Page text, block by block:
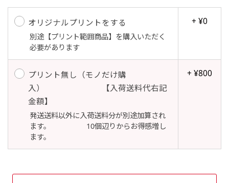
オリジナルプリントをする
別途【プリント範囲商品】を購入いただく
必要があります
+ ¥0
プリント無し（モノだけ購
入） 【入荷送料代右記
金額】
発送送料以外に入荷送料分が別途加算され
ます。 10個辺りからお得感増し
ます。
+ ¥800
Aバナーは三角の形状を利用することでA面B面2
種のデザインを楽しむことができます。前からも
後ろからもアピールができる両面対応のバナーで
す。
A面B面のデザイン変化を楽しんでお客様にアピ
るもよしです！
お好みのサイズで縦幕・横幕の作成が可能です。
長辺が180cm以内、短辺が60cm以内であれば自
由なサイズを指定下さい！
あんな場所こんな場所お好みのサイズでお好みの
幕の製作をお楽しみください